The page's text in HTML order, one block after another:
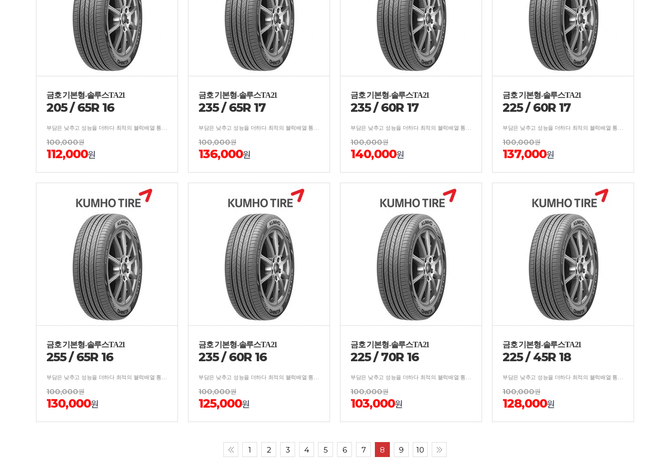
금호 기본형-솔루스TA21
205/65R 16
100,000원
112,000원
금호 기본형-솔루스TA21
235/65R 17
100,000원
136,000원
금호 기본형-솔루스TA21
235/60R 17
100,000원
140,000원
금호 기본형-솔루스TA21
225/60R 17
100,000원
137,000원
금호 기본형-솔루스TA21
255/65R 16
100,000원
130,000원
금호 기본형-솔루스TA21
235/60R 16
100,000원
125,000원
금호 기본형-솔루스TA21
225/70R 16
100,000원
103,000원
금호 기본형-솔루스TA21
225/45R 18
100,000원
128,000원
1 2 3 4 5 6 7 8 9 10